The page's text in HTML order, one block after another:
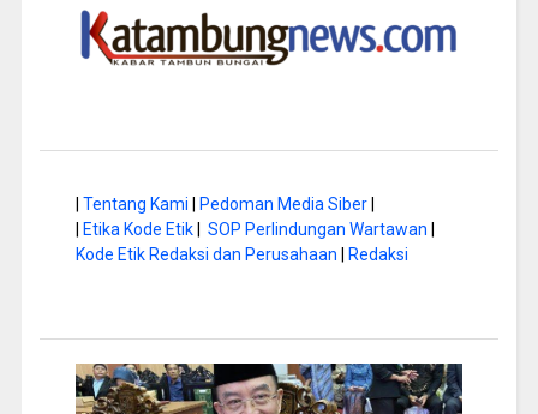
Tentang Kami Pedoman Media Siber|
Etika Kode Etik| SOP Perlindungan Wartawan
Kode Etik Redaksi dan Perusahaan
Redaksi